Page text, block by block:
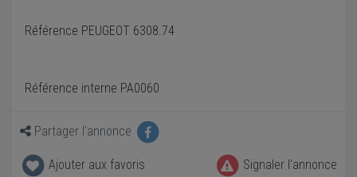
Référence PEUGEOT 6308.74
Référence interne PA0060
Partager l'annonce
Ajouter aux favoris
Signaler l'annonce